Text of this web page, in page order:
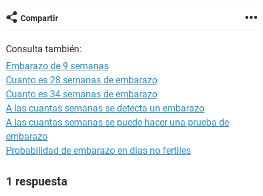
GLOSARIO
Compartir
Consulta también:
Embarazo de 9 semanas
Cuanto es 28 semanas de embarazo
Cuanto es 34 semanas de embarazo
A las cuantas semanas se detecta un embarazo
A las cuantas semanas se puede hacer una prueba de
embarazo
Probabilidad de embarazo en dias no fertiles
1 respuesta